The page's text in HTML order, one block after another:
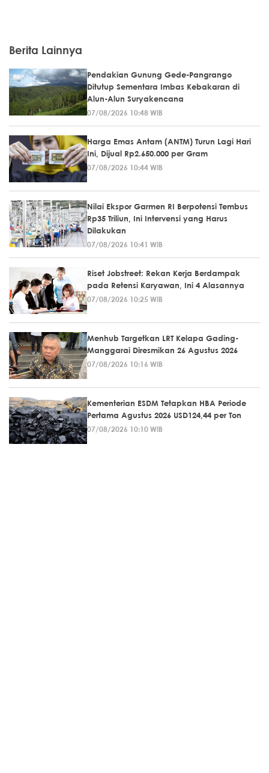
Berita Lainnya
Pendakian Gunung Gede-Pangrango
Ditutup Sementara Imbas Kebakaran di
Alun-Alun Suryakencana
07/08/2026 10:48 WIB
Harga Emas Antam (ANTM) Turun Lagi Hari
Ini, Dijual Rp2.650.000 per Gram
07/08/2026 10:44 WIB
Nilai Ekspor Garmen RI Berpotensi Tembus
Rp35 Triliun, Ini Intervensi yang Harus
Dilakukan
07/08/2026 10:41 WIB
Riset Jobstreet: Rekan Kerja Berdampak
pada Retensi Karyawan, Ini 4 Alasannya
07/08/2026 10:25 WIB
Menhub Targetkan LRT Kelapa Gading-
Manggarai Diresmikan 26 Agustus 2026
07/08/2026 10:16 WIB
Kementerian ESDM Tetapkan HBA Periode
Pertama Agustus 2026 USD124,44 per Ton
07/08/2026 10:10 WIB